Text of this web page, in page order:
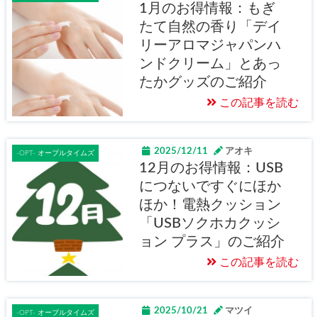
1月のお得情報：もぎ
たて自然の香り「デイ
リーアロマジャパンハ
ンドクリーム」とあっ
たかグッズのご紹介
この記事を読む
-OPT- オープルタイムズ 2025/12/11 アオキ
12月のお得情報：USB
につないですぐにほか
ほか！電熱クッション
「USBソクホカクッシ
ョン プラス」のご紹介
この記事を読む
-OPT- オープルタイムズ 2025/10/21 マツイ